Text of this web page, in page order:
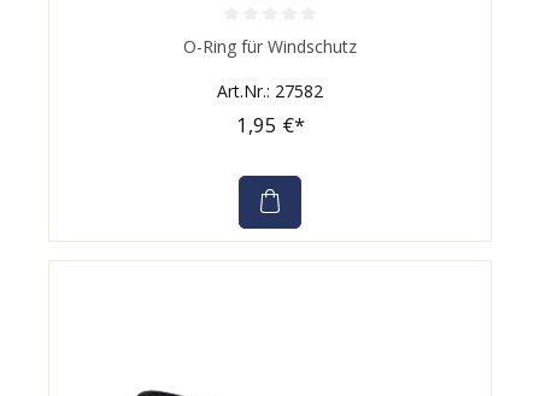
Durchschnittliche Bewertung von 0 von 5 Sternen
O-Ring für Windschutz
Art.Nr.: 27582
1,95 €*